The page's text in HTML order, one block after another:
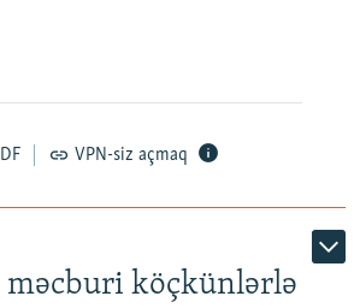
VPN-siz açmaq
köçkünlərlə